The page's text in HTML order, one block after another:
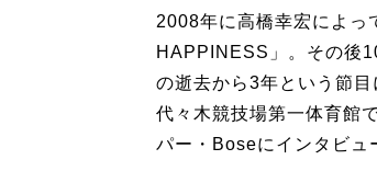
2008年に高橋幸宏によっ
HAPPINESS」。その後
の逝去から3年という節
代々木競技場第一体育館
パー・Boseにインタビュ